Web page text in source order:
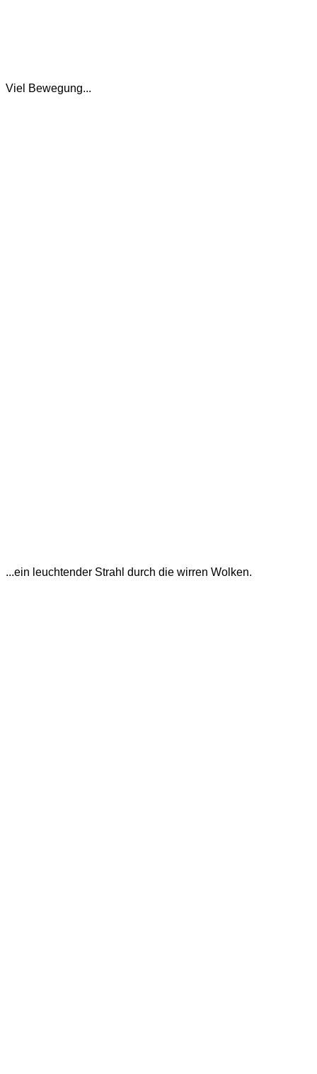
Viel Bewegung...
...ein leuchtender Strahl durch die wirren Wolken.